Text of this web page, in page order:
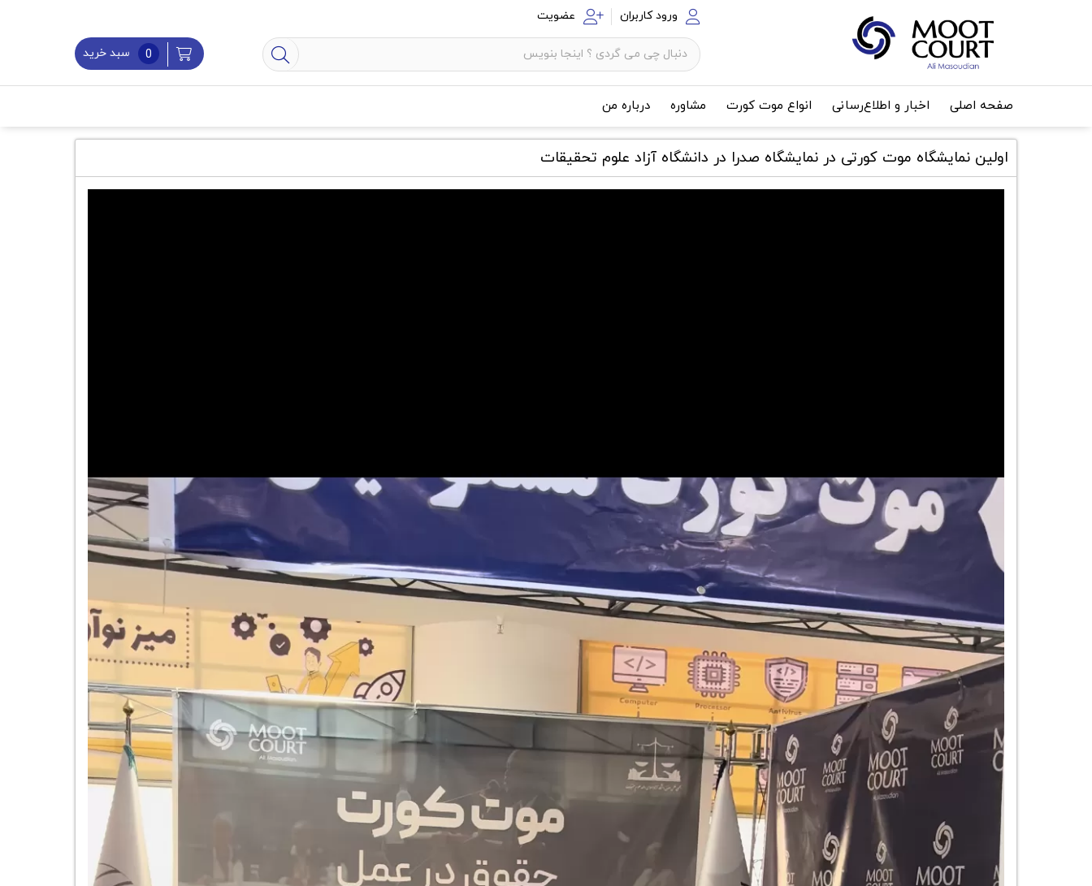
ورود کاربران عضویت
0 سبد خرید
صفحه اصلی اخبار و اطلاع‌رسانی انواع موت کورت مشاوره درباره من
اولین نمایشگاه موت کورتی در نمایشگاه صدرا در دانشگاه آزاد علوم تحقیقات